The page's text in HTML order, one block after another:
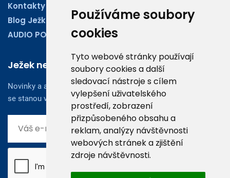
Používáme soubory
cookies
Tyto webové stránky používají
soubory cookies a další
sledovací nástroje s cílem
vylepšení uživatelského
prostředí, zobrazení
přizpůsobeného obsahu a
reklam, analýzy návštěvnosti
webových stránek a zjištění
zdroje návštěvnosti.
Kontakty
Blog Ježkoviny
AUDIO PODCASTY
Ježek newsletter
Novinky a aktuality z oboru účetnictví, obchodu či legislativy
se stanou vaším dobrým rádcem.